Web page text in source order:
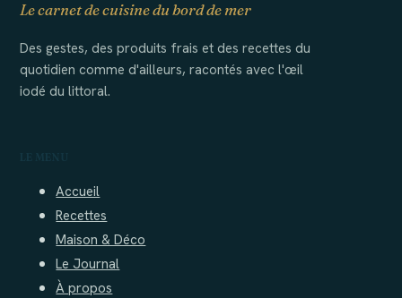
Le carnet de cuisine du bord de mer
Des gestes, des produits frais et des recettes du
quotidien comme d'ailleurs, racontés avec l'œil
iodé du littoral.
Accueil
Recettes
Maison & Déco
Le Journal
À propos